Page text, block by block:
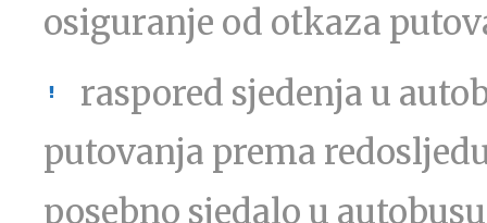
osiguranje od otkaza
raspored sjedenja u
putovanja prema
posebno sjedalo u